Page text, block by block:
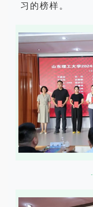
习的榜样。